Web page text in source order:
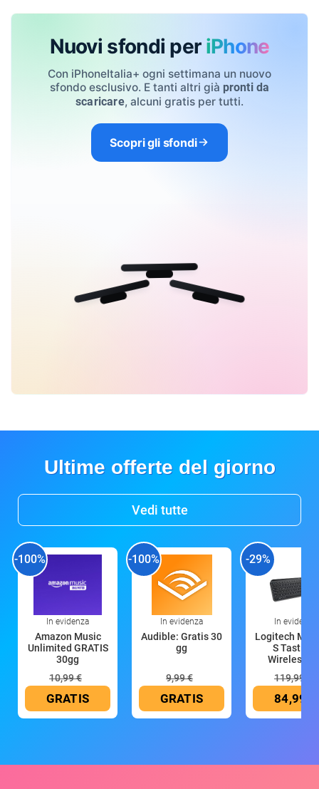
Nuovi sfondi per iPhone
Con iPhoneItalia+ ogni settimana un nuovo
sfondo esclusivo. E tanti altri già pronti da
scaricare, alcuni gratis per tutti.
Scopri gli sfondi
Ultime offerte del giorno
Vedi tutte
-100%
In evidenza
Amazon Music
Unlimited GRATIS
30gg
10,99 €
GRATIS
-100%
In evidenza
Audible: Gratis 30
gg
9,99 €
GRATIS
-29%
In evidenza
Logitech MX
S Tastiera
Wireless
119,99 €
84,99 €